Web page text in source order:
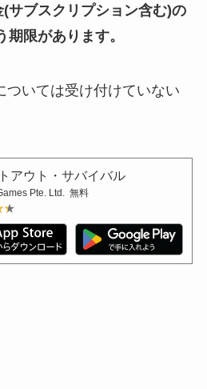
サブスクリプション含む)の
限があります。
ついては受け付けていない
アウト・サバイバル
Pte. Ltd. 無料